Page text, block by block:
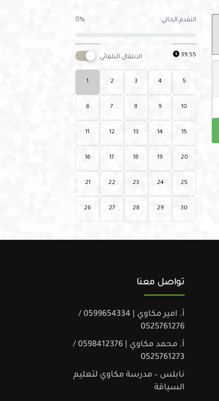
التقدم الحالي: 0%
39:54 الانتقال التلقائي
1 2 3 4 5
6 7 8 9 10
11 12 13 14 15
16 17 18 19 20
21 22 23 24 25
26 27 28 29 30
تواصل معنا
أ. امير مكاوي | 0599654334 /
0525761276
أ. محمد مكاوي | 0598412376 /
0525761273
نابلس – مدرسة مكاوي لتعليم
السياقة